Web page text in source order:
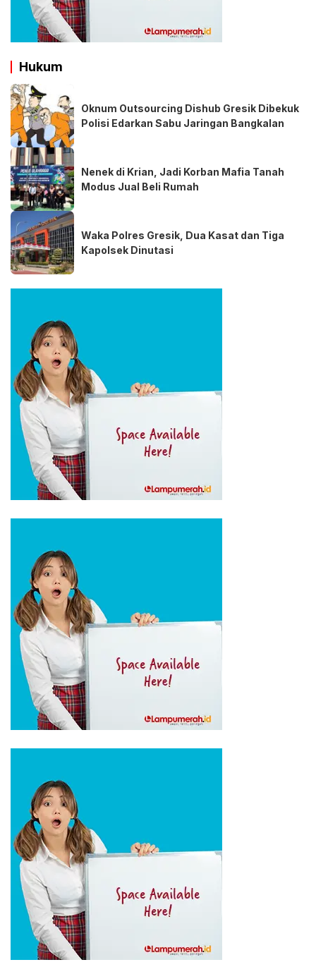
Hukum
Oknum Outsourcing Dishub Gresik Dibekuk
Polisi Edarkan Sabu Jaringan Bangkalan
Nenek di Krian, Jadi Korban Mafia Tanah
Modus Jual Beli Rumah
Waka Polres Gresik, Dua Kasat dan Tiga
Kapolsek Dinutasi